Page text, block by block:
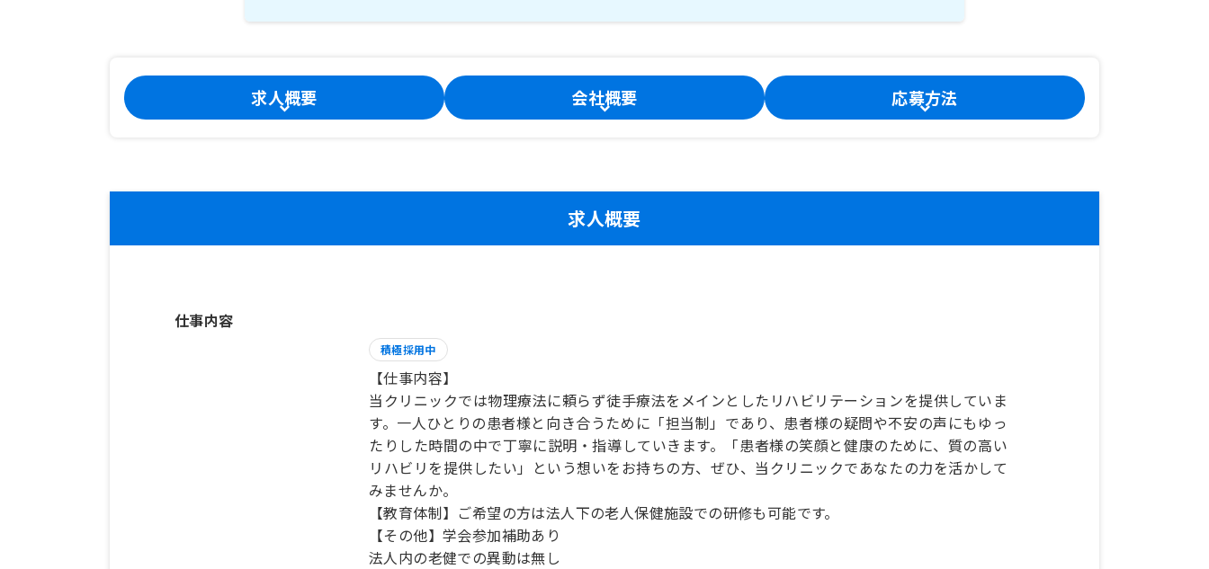
求人概要 会社概要 応募方法
求人概要
仕事内容
積極採用中
【仕事内容】
当クリニックでは物理療法に頼らず徒手療法をメインとしたリハビリテーションを提供していま
す。一人ひとりの患者様と向き合うために「担当制」であり、患者様の疑問や不安の声にもゆっ
たりした時間の中で丁寧に説明・指導していきます。「患者様の笑顔と健康のために、質の高い
リハビリを提供したい」という想いをお持ちの方、ぜひ、当クリニックであなたの力を活かして
みませんか。
【教育体制】ご希望の方は法人下の老人保健施設での研修も可能です。
【その他】学会参加補助あり
法人内の老健での異動は無し